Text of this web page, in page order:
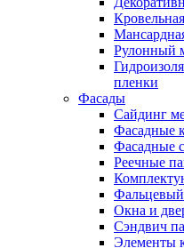
Рулонный
пленки
Фасады
Сайдинг
Фасадные
Фасадные
Реечные
Окна и
Сэндвич
Элементы